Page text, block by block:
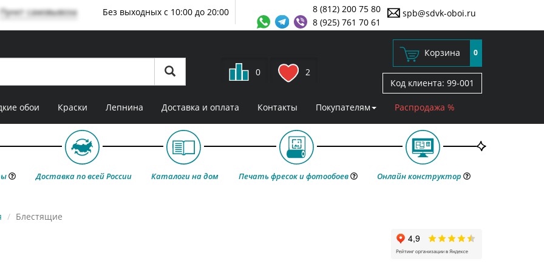
Пункт самовывоза spb@sdvk-oboi.ru
8 (812) 200 75 80
8 (925) 761 70 61
Без выходных с 10:00 до 20:00
0 2
Корзина 0
Код клиента: 99-001
обои Краски Лепнина Доставка и оплата Контакты Покупателям Распродажа %
Доставка по всей России Каталоги на дом Печать фресок и фотообоев Онлайн конструктор
Блестящие